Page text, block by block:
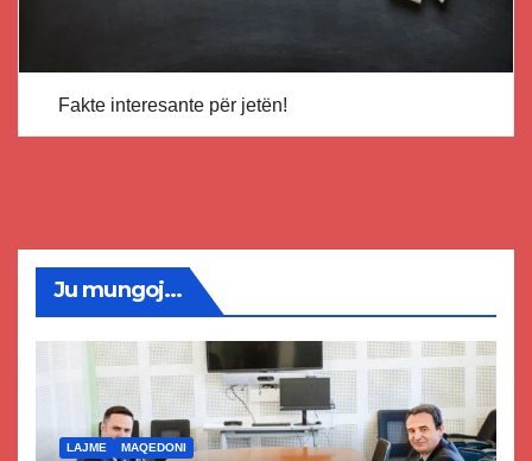
Fakte interesante për jetën!
Ju mungoj...
LAJME MAQEDONI